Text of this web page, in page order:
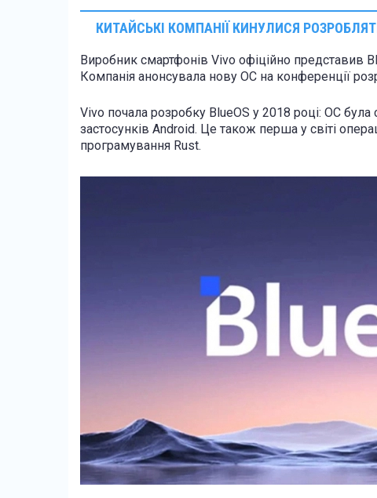
КИТАЙСЬКІ КОМПАНІЇ КИНУЛИСЯ
Виробник смартфонів Vivo офіційно представив
Компанія анонсувала нову ОС на конференції
Vivo почала розробку BlueOS у 2018 році: ОС
застосунків Android. Це також перша у світі
програмування Rust.